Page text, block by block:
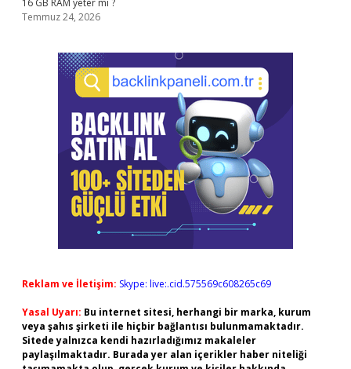
16 GB RAM yeter mi ?
Temmuz 24, 2026
Reklam ve İletişim: Skype: live:.cid.575569c608265c69
Yasal Uyarı: Bu internet sitesi, herhangi bir marka, kurum
veya şahıs şirketi ile hiçbir bağlantısı bulunmamaktadır.
Sitede yalnızca kendi hazırladığımız makaleler
paylaşılmaktadır. Burada yer alan içerikler haber niteliği